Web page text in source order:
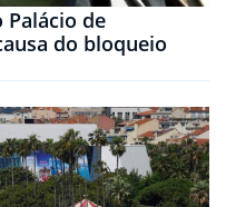
de
do bloqueio